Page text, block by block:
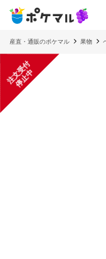
産直・通販のポケマル 果物
注
文
受
付
停
止
中